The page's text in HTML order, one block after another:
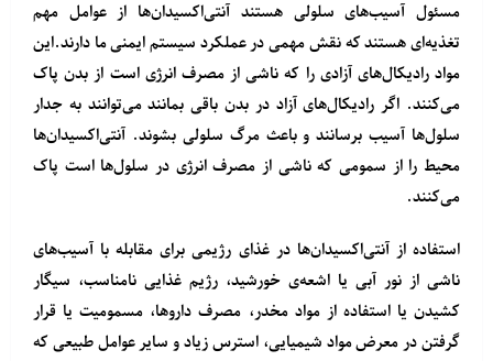
مسئول آسیب‌های سلولی هستند آنتی‌اکسیدان‌ها از عوامل مهم
تغذیه‌ای هستند که نقش مهمی در عملکرد سیستم ایمنی ما دارند.این
مواد رادیکال‌های آزادی را که ناشی از مصرف انرژی است از بدن پاک
می‌کنند. اگر رادیکال‌های آزاد در بدن باقی بمانند می‌توانند به جدار
سلول‌ها آسیب برسانند و باعث مرگ سلولی بشوند. آنتی‌اکسیدان‌ها
محیط را از سمومی که ناشی از مصرف انرژی در سلول‌ها است پاک
می‌کنند.
استفاده از آنتی‌اکسیدان‌ها در غذای رژیمی برای مقابله با آسیب‌های
ناشی از نور آبی یا اشعه‌ی خورشید، رژیم غذایی نامناسب، سیگار
کشیدن یا استفاده از مواد مخدر، مصرف داروها، مسمومیت یا قرار
گرفتن در معرض مواد شیمیایی، استرس زیاد و سایر عوامل طبیعی که